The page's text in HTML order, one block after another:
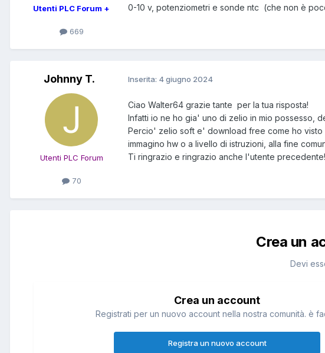
Utenti PLC Forum +
669
0-10 v, potenziometri e sonde ntc (che non è
Johnny T.
Utenti PLC Forum
70
Inserita: 4 giugno 2024
Ciao Walter64 grazie tante per la tua risposta!
Infatti io ne ho gia' uno di zelio in mio possesso,
Percio' zelio soft e' download free come ho visto
immagino hw o a livello di istruzioni, alla fine
Ti ringrazio e ringrazio anche l'utente precedente!
Crea un
Devi
Crea un account
Registrati per un nuovo account nella nostra comunità. è
Registra un nuovo account